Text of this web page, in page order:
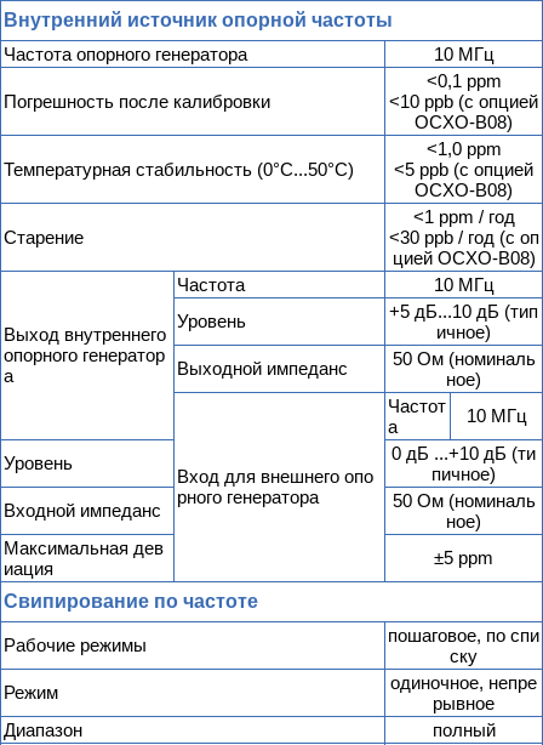
Внутренний источник опорной частоты
Частота опорного генератора
10 МГц
Погрешность после калибровки
<0,1 ppm
<10 ppb (с опцией
OCXO-B08)
Температурная стабильность (0°С...50°С)
<1,0 ppm
<5 ppb (с опцией
OCXO-B08)
Старение
<1 ppm / год
<30 ppb / год (с оп
цией OCXO-B08)
Выход внутреннего
опорного генератор
а
Частота
10 МГц
Уровень
+5 дБ...10 дБ (тип
ичное)
Выходной импеданс
50 Ом (номиналь
ное)
Вход для внешнего опо
рного генератора
Частот
а
10 МГц
Уровень
0 дБ ...+10 дБ (ти
пичное)
Входной импеданс
50 Ом (номиналь
ное)
Максимальная дев
иация
±5 ppm
Свипирование по частоте
Рабочие режимы
пошаговое, по спи
ску
Режим
одиночное, непре
рывное
Диапазон
полный